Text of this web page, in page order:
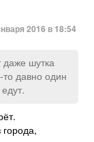
2016 в 18:54
даже шутка
то давно один